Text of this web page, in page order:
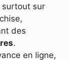
surtout sur
des
.
en ligne,